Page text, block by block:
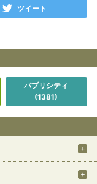
ツイート
パブリシティ
(1381)